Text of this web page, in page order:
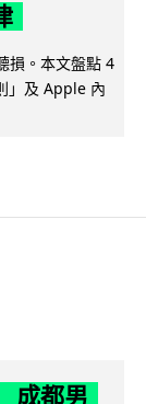
損。本文盤點 4
」及 Apple 內
成都男